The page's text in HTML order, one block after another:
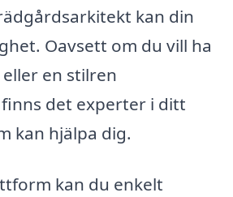
kan din
Oavsett om du vill ha
en stilren
det experter i ditt
kan hjälpa dig.
kan du enkelt